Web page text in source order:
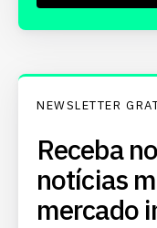
NEWSLETTER
Receba
notícias
mercado